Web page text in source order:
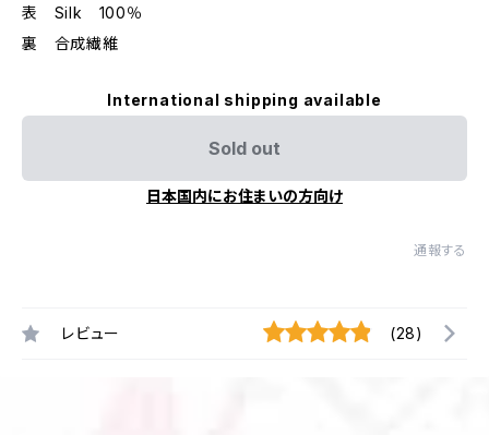
表 Silk 100％
裏 合成繊維
International shipping available
Sold out
日本国内にお住まいの方向け
通報する
レビュー (28)